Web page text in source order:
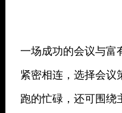
一场成功的会议与富
紧密相连，选择会议
跑的忙碌，还可围绕